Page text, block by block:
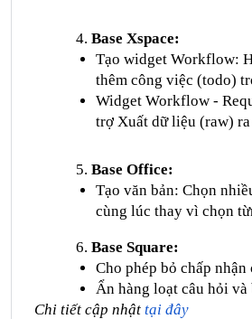
Base Xspace:
Tạo widget Workflow:
thêm công việc (todo)
Widget Workflow -
trợ Xuất dữ liệu (raw) ra
Base Office:
Tạo văn bản: Chọn
cùng lúc thay vì chọn
Base Square:
Cho phép bỏ chấp
Ẩn hàng loạt câu hỏi
Chi tiết cập nhật tại đây